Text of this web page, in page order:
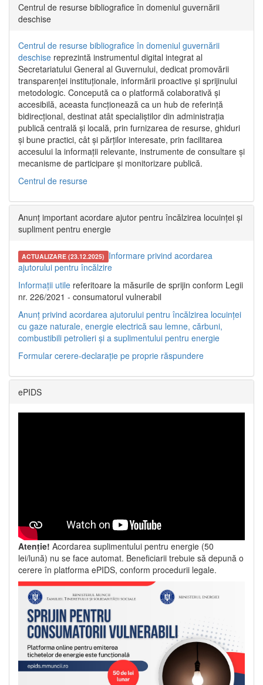
Centrul de resurse bibliografice în domeniul guvernării
deschise
Centrul de resurse bibliografice în domeniul guvernării
deschise reprezintă instrumentul digital integrat al
Secretariatului General al Guvernului, dedicat promovării
transparenței instituționale, informării proactive și sprijinului
metodologic. Concepută ca o platformă colaborativă și
accesibilă, aceasta funcționează ca un hub de referință
bidirecțional, destinat atât specialiștilor din administrația
publică centrală și locală, prin furnizarea de resurse, ghiduri
și bune practici, cât și părților interesate, prin facilitarea
accesului la informații relevante, instrumente de consultare și
mecanisme de participare și monitorizare publică.
Centrul de resurse
Anunț important acordare ajutor pentru încălzirea locuinței și
supliment pentru energie
ACTUALIZARE (23.12.2025) Informare privind acordarea
ajutorului pentru încălzire
Informații utile referitoare la măsurile de sprijin conform Legii
nr. 226/2021 - consumatorul vulnerabil
Anunț privind acordarea ajutorului pentru încălzirea locuinței
cu gaze naturale, energie electrică sau lemne, cărbuni,
combustibili petrolieri și a suplimentului pentru energie
Formular cerere-declarație pe proprie răspundere
ePIDS
Atenție! Acordarea suplimentului pentru energie (50
lei/lună) nu se face automat. Beneficiarii trebuie să depună o
cerere în platforma ePIDS, conform procedurii legale.